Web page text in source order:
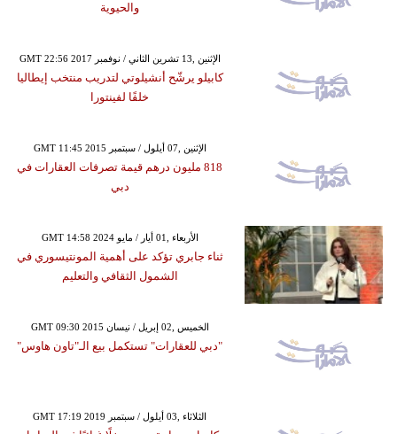
والحيوية
GMT 22:56 2017 الإثنين ,13 تشرين الثاني / نوفمبر
كابيلو يرشّح أنشيلوتي لتدريب منتخب إيطاليا
خلفًا لفينتورا
GMT 11:45 2015 الإثنين ,07 أيلول / سبتمبر
818 مليون درهم قيمة تصرفات العقارات في
دبي
GMT 14:58 2024 الأربعاء ,01 أيار / مايو
ثناء جابري تؤكد على أهمية المونتيسوري في
الشمول الثقافي والتعليم
GMT 09:30 2015 الخميس ,02 إبريل / نيسان
"دبي للعقارات" تستكمل بيع الـ"تاون هاوس"
GMT 17:19 2019 الثلاثاء ,03 أيلول / سبتمبر